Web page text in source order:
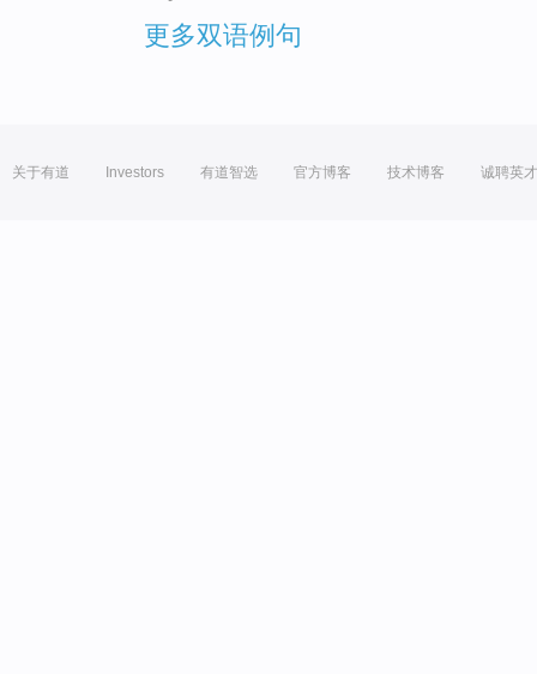
更多双语例句
关于有道 Investors 有道智选 官方博客 技术博客 诚聘英才